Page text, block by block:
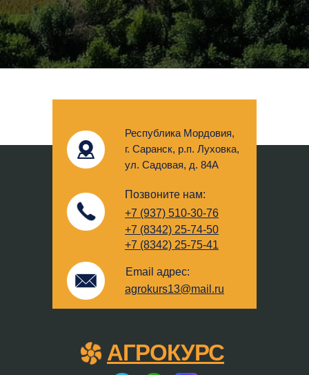
Республика Мордовия,
г. Саранск, р.п. Луховка,
ул. Садовая, д. 84А
Позвоните нам:
Email адрес:
agrokurs13@mail.ru
+7 (937) 510-30-76
+7 (8342) 25-74-50
+7 (8342) 25-75-41
АГРОКУРС